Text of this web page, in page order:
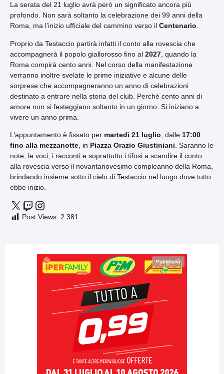
La serata del 21 luglio avrà però un significato ancora più
profondo. Non sarà soltanto la celebrazione dei 99 anni della
Roma, ma l’inizio ufficiale del cammino verso il Centenario
Proprio da Testaccio partirà infatti il conto alla rovescia che
accompagnerà il popolo giallorosso fino al 2027 , quando la
Roma compirà cento anni. Nel corso della manifestazione
verranno inoltre svelate le prime iniziative e alcune delle
sorprese che accompagneranno un anno di celebrazioni
destinato a entrare nella storia del club. Perché cento anni di
amore non si festeggiano soltanto in un giorno. Si iniziano a
vivere un anno prima.
L’appuntamento è fissato per martedì 21 luglio , dalle 17:00
fino alla mezzanotte , in Piazza Orazio Giustiniani . Saranno le
note, le voci, i racconti e soprattutto i tifosi a scandire il conto
alla rovescia verso il novantanovesimo compleanno della Roma,
brindando insieme sotto il cielo di Testaccio nel luogo dove tutto
ebbe inizio.
Post Views: 2.381
Pubblicità